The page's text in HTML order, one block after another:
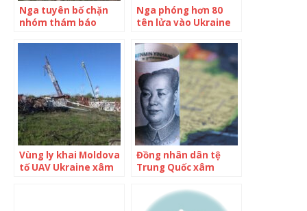
Nga tuyên bố chặn
nhóm thám báo
Nga phóng hơn 80
tên lửa vào Ukraine
nhập biên giới
Vùng ly khai Moldova
tố UAV Ukraine xâm
Đồng nhân dân tệ
Trung Quốc xâm
tiền tệ quốc tế do
USD thống trị đã “rạn